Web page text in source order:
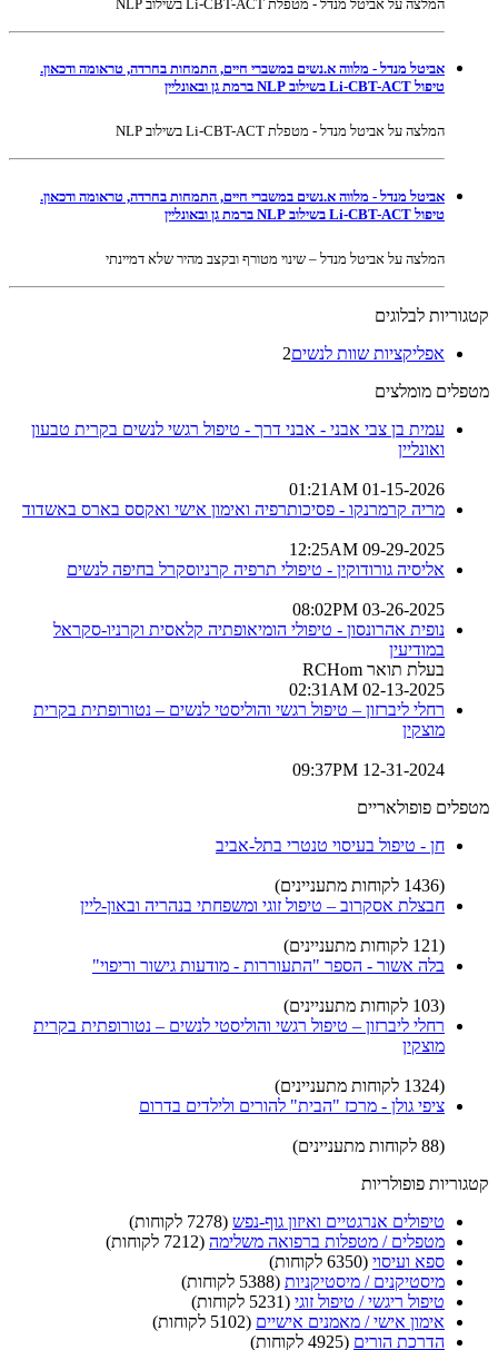
המלצה על אביטל מנדל - מטפלת Li-CBT-ACT בשילוב NLP
אביטל מנדל - מלווה א.נשים במשברי חיים, התמחות בחרדה, טראומה ודכאון.
טיפול Li-CBT-ACT בשילוב NLP ברמת גן ובאונליין
המלצה על אביטל מנדל - מטפלת Li-CBT-ACT בשילוב NLP
אביטל מנדל - מלווה א.נשים במשברי חיים, התמחות בחרדה, טראומה ודכאון.
טיפול Li-CBT-ACT בשילוב NLP ברמת גן ובאונליין
המלצה על אביטל מנדל – שינוי מטורף ובקצב מהיר שלא דמיינתי
קטגוריות לבלוגים
אפליקציות שוות לנשים2
מטפלים מומלצים
עמית בן צבי אבני - אבני דרך - טיפול רגשי לנשים בקרית טבעון
ואונליין
01-15-2026 01:21AM
מריה קרמרנקו - פסיכותרפיה ואימון אישי ואקסס בארס באשדוד
09-29-2025 12:25AM
אליסיה גורודוקין - טיפולי תרפיה קרניוסקרל בחיפה לנשים
03-26-2025 08:02PM
נופית אהרונסון - טיפולי הומיאופתיה קלאסית וקרניו-סקראל
במודיעין
בעלת תואר RCHom
02-13-2025 02:31AM
רחלי ליברזון – טיפול רגשי והוליסטי לנשים – נטורופתית בקרית
מוצקין
12-31-2024 09:37PM
מטפלים פופולאריים
חן - טיפול בעיסוי טנטרי בתל-אביב
(1436 לקוחות מתעניינים)
חבצלת אסקרוב – טיפול זוגי ומשפחתי בנהריה ובאון-ליין
(121 לקוחות מתעניינים)
בלה אשור - הספר "התעוררות - מודעות גישור וריפוי"
(103 לקוחות מתעניינים)
רחלי ליברזון – טיפול רגשי והוליסטי לנשים – נטורופתית בקרית
מוצקין
(1324 לקוחות מתעניינים)
ציפי גולן - מרכז "הבית" להורים ולילדים בדרום
(88 לקוחות מתעניינים)
קטגוריות פופולריות
טיפולים אנרגטיים ואיזון גוף-נפש (7278 לקוחות)
מטפלים / מטפלות ברפואה משלימה (7212 לקוחות)
ספא ועיסוי (6350 לקוחות)
מיסטיקנים / מיסטיקניות (5388 לקוחות)
טיפול ריגשי / טיפול זוגי (5231 לקוחות)
אימון אישי / מאמנים אישיים (5102 לקוחות)
הדרכת הורים (4925 לקוחות)